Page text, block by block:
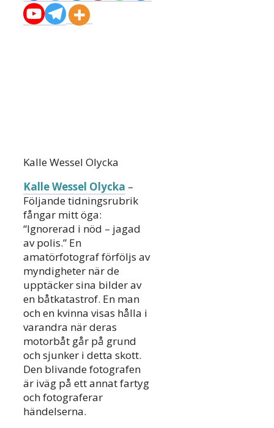
Kalle Wessel Olycka
Kalle Wessel Olycka –
Följande tidningsrubrik
fångar mitt öga:
“Ignorerad i nöd – jagad
av polis.” En
amatörfotograf förföljs av
myndigheter när de
upptäcker sina bilder av
en båtkatastrof. En man
och en kvinna visas hålla i
varandra när deras
motorbåt går på grund
och sjunker i detta skott.
Den blivande fotografen
är iväg på ett annat fartyg
och fotograferar
händelserna.